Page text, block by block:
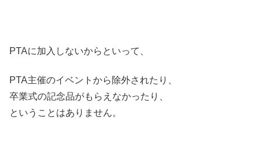
PTAに加入しないからといって、
PTA主催のイベントから除外されたり、
卒業式の記念品がもらえなかったり、
ということはありません。